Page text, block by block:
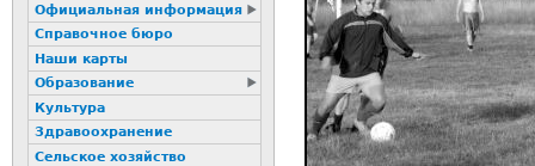
Официальная информация
Справочное бюро
Наши карты
Образование
Культура
Здравоохранение
Сельское хозяйство